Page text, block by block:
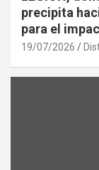
precipita
para el
19/07/2026